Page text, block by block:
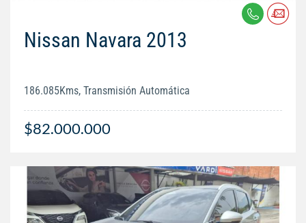
Nissan Navara 2013
186.085Kms, Transmisión Automática
$82.000.000